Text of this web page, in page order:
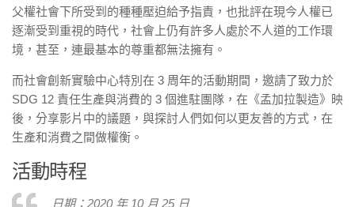
父權社會下所受到的種種壓迫給予指責，也批評在現今人權已
逐漸受到重視的時代，社會上仍有許多人處於不人道的工作環
境，甚至，連最基本的尊重都無法擁有。
而社會創新實驗中心特別在 3 周年的活動期間，邀請了致力於
SDG 12 責任生產與消費的 3 個進駐團隊，在《孟加拉製造》映
後，分享影片中的議題，與探討人們如何以更友善的方式，在
生產和消費之間做權衡。
活動時程
日期：2020 年 10 月 25 日